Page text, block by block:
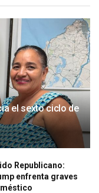
el sexto ciclo de
Republicano:
enfrenta graves